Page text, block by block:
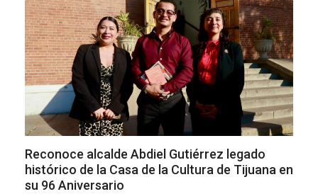
Reconoce alcalde Abdiel Gutiérrez legado
histórico de la Casa de la Cultura de Tijuana en
su 96 Aniversario